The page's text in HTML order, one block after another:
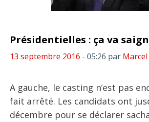
Présidentielles : ça va
13 septembre 2016 - 05:26 par Marcel
A gauche, le casting n’est pas
fait arrêté. Les candidats ont
décembre pour se déclarer